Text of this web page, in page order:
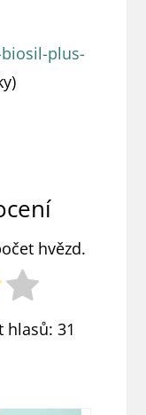
plus-
hvězd.
hlasů: 31